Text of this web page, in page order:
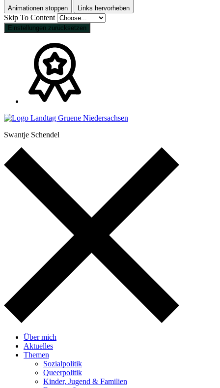
Animationen stoppen Links hervorheben
Skip To Content
Einstellungen zurücksetzen
Swantje Schendel
Über mich
Aktuelles
Themen
Sozialpolitik
Queerpolitik
Kinder, Jugend & Familien